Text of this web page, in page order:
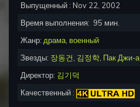
Выпущенный : Nov 22, 2002
Время выполнения: 95 мин.
Жанр: драма военный
Звезды: 장동건 김정학 Пак Джи-а
Директор: 김기덕
Качественный :